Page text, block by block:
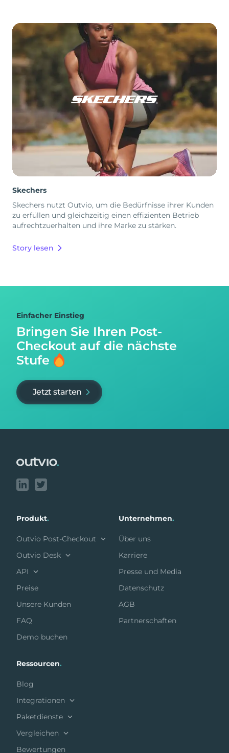
Skechers
Skechers nutzt Outvio, um die Bedürfnisse ihrer Kunden
zu erfüllen und gleichzeitig einen effizienten Betrieb
aufrechtzuerhalten und ihre Marke zu stärken.
Story lesen
Einfacher Einstieg
Bringen Sie Ihren Post-
Checkout auf die nächste
Stufe
Jetzt starten
Produkt.
Outvio Post-Checkout
Outvio Desk
API
Preise
Unsere Kunden
FAQ
Demo buchen
Unternehmen.
Über uns
Karriere
Presse und Media
Datenschutz
AGB
Partnerschaften
Ressourcen.
Blog
Integrationen
Paketdienste
Vergleichen
Bewertungen